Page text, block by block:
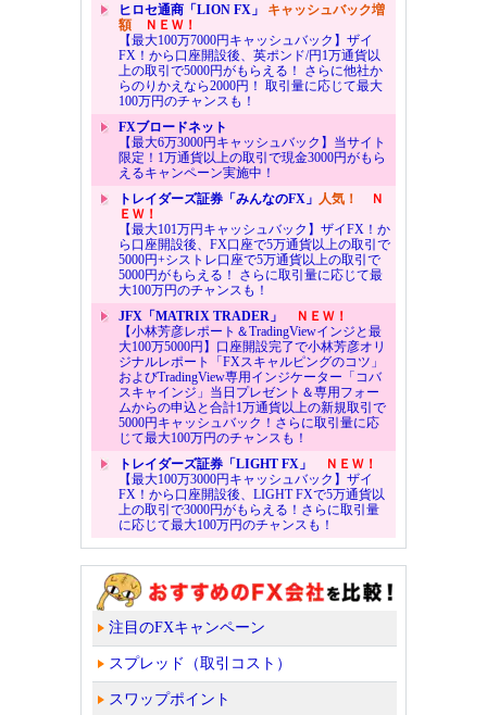
ヒロセ通商「LION FX」 キャッシュバック増
額ＮＥＷ！
【最大100万7000円キャッシュバック】ザイ
FX！から口座開設後、英ポンド/円1万通貨以
上の取引で5000円がもらえる！ さらに他社か
らのりかえなら2000円！ 取引量に応じて最大
100万円のチャンスも！
FXブロードネット
【最大6万3000円キャッシュバック】当サイト
限定！1万通貨以上の取引で現金3000円がもら
えるキャンペーン実施中！
トレイダーズ証券「みんなのFX」 人気！
Ｎ
ＥＷ！
【最大101万円キャッシュバック】ザイFX！か
ら口座開設後、FX口座で5万通貨以上の取引で
5000円+シストレ口座で5万通貨以上の取引で
5000円がもらえる！ さらに取引量に応じて最
大100万円のチャンスも！
JFX「MATRIX TRADER」
ＮＥＷ！
【小林芳彦レポート＆TradingViewインジと最
大100万5000円】口座開設完了で小林芳彦オリ
ジナルレポート「FXスキャルピングのコツ」
およびTradingView専用インジケーター「コバ
スキャインジ」当日プレゼント＆専用フォー
ムからの申込と合計1万通貨以上の新規取引で
5000円キャッシュバック！さらに取引量に応
じて最大100万円のチャンスも！
トレイダーズ証券「LIGHT FX」
ＮＥＷ！
【最大100万3000円キャッシュバック】ザイ
FX！から口座開設後、LIGHT FXで5万通貨以
上の取引で3000円がもらえる！さらに取引量
に応じて最大100万円のチャンスも！
注目のFXキャンペーン
スプレッド（取引コスト）
スワップポイント